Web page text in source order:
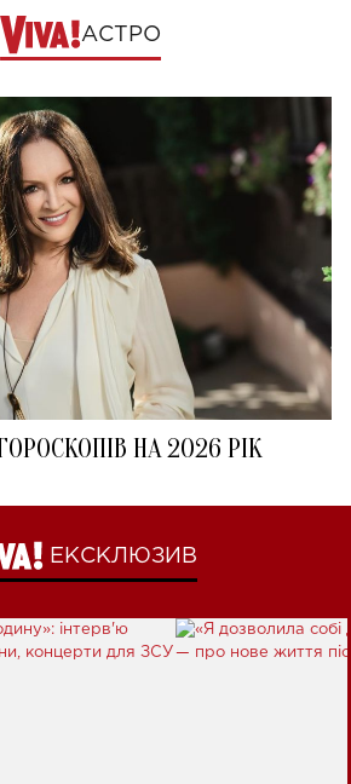
АСТРО
НА 2026 РІК
ЕКСКЛЮЗИВ